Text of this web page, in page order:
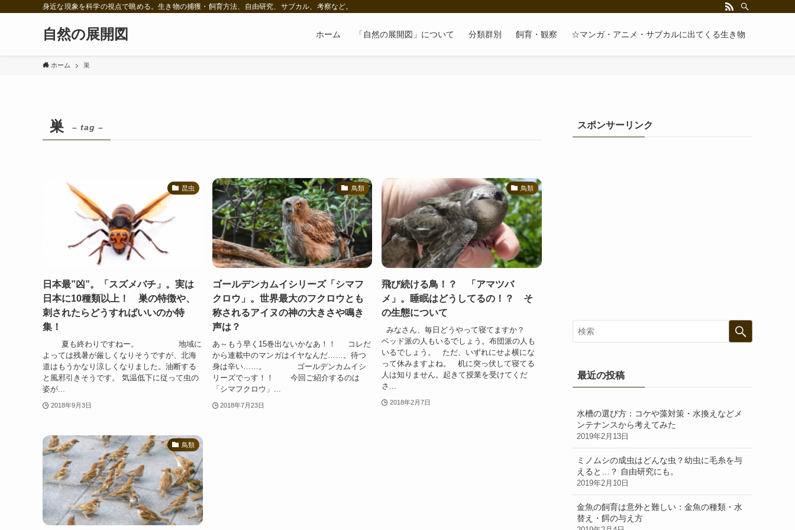
身近な現象を科学の視点で眺める。生き物の捕獲・飼育方法、自由研究、サブカル、考察など。
自然の展開図 ホーム 「自然の展開図」について 分類群別 飼育・観察 ☆マンガ・アニメ・サブカルに出てくる生き物
ホーム 巣
巣 – tag –
昆虫
日本最”凶”。「スズメバチ」。実は
日本に10種類以上！ 巣の特徴や、
刺されたらどうすればいいのか特
集！
夏も終わりですねー。 地域に
よっては残暑が厳しくなりそうですが、北海
道はもうかなり涼しくなりました。油断する
と風邪引きそうです。 気温低下に従って虫の
姿が...
2018年9月3日
鳥類
ゴールデンカムイシリーズ「シマフ
クロウ」。世界最大のフクロウとも
称されるアイヌの神の大きさや鳴き
声は？
あ～もう早く15巻出ないかなあ！！ コレだ
から連載中のマンガはイヤなんだ……。待つ
身は辛い……。 ゴールデンカムイシ
リーズでっす！！ 今回ご紹介するのは
「シマフクロウ」...
2018年7月23日
鳥類
飛び続ける鳥！？ 「アマツバ
メ」。睡眠はどうしてるの！？ そ
の生態について
みなさん、毎日どうやって寝てますか？
ベッド派の人もいるでしょう。布団派の人も
いるでしょう。 ただ、いずれにせよ横にな
って休みますよね。 机に突っ伏して寝てる
人は知りません。起きて授業を受けてくだ
さ...
2018年2月7日
鳥類
スポンサーリンク
最近の投稿
水槽の選び方：コケや藻対策・水換えなどメ
ンテナンスから考えてみた
2019年2月13日
ミノムシの成虫はどんな虫？幼虫に毛糸を与
えると…？ 自由研究にも。
2019年2月10日
金魚の飼育は意外と難しい：金魚の種類・水
替え・餌の与え方